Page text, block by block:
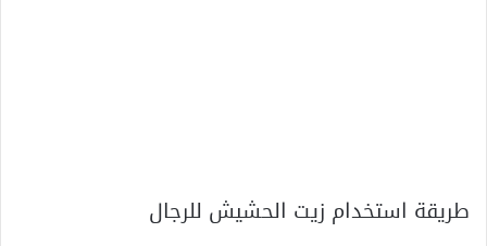
طريقة استخدام زيت الحشيش للرجال